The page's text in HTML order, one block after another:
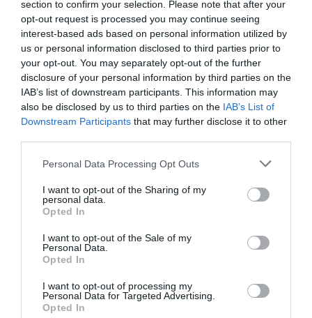
section to confirm your selection. Please note that after your
opt-out request is processed you may continue seeing
interest-based ads based on personal information utilized by
us or personal information disclosed to third parties prior to
your opt-out. You may separately opt-out of the further
disclosure of your personal information by third parties on the
IAB’s list of downstream participants. This information may
also be disclosed by us to third parties on the IAB’s List of
Downstream Participants that may further disclose it to other
Personal Data Processing Opt Outs
I want to opt-out of the Sharing of my
personal data.
Opted In
I want to opt-out of the Sale of my
Personal Data.
Opted In
I want to opt-out of processing my
Personal Data for Targeted Advertising.
Opted In
Vincenta commenté l'article :
Flynas ouvre une ligne directe entre Médine et
Bruxelles
a commenté l'article :
british airways